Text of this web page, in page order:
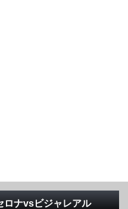
ナvsビジャレアル